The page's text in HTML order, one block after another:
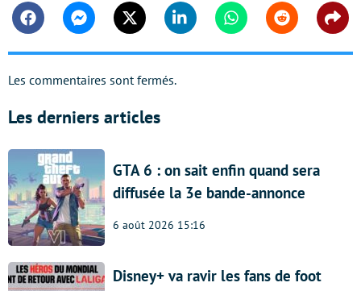
FacebookMessengerTwitter Linkedin WhatsappReddit
Les commentaires sont fermés.
Les derniers articles
GTA 6 : on sait enfin quand sera
diffusée la 3e bande-annonce
6 août 2026 15:16
Disney+ va ravir les fans de foot